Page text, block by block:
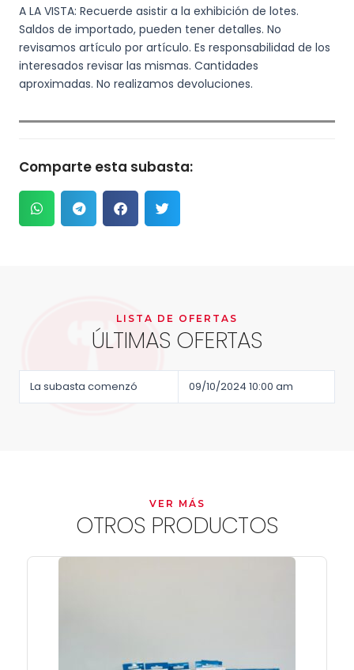
A LA VISTA: Recuerde asistir a la exhibición de lotes.
Saldos de importado, pueden tener detalles. No
revisamos artículo por artículo. Es responsabilidad de los
interesados revisar las mismas. Cantidades
aproximadas. No realizamos devoluciones.
Comparte esta subasta:
LISTA DE OFERTAS
ÚLTIMAS OFERTAS
La subasta comenzó 09/10/2024 10:00 am
VER MÁS
OTROS PRODUCTOS